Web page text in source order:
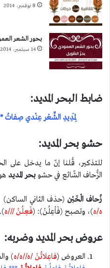
8 نوفمبر، 2014
بحور الشعر
14 سبتمبر، 2014
ضابط البحر المديد:
لِمَدِيدِ الشِّعْر عِنْدي صِفاتُ
حشو بحر المديد:
للتذكير، قُلنا إنّ ما يدخل
الزُّحاف الشّائع في حشو بحر المديد
زُحاف الْخَبْن (حذف الثاني
ه/ه)، وتصبح (فَاْعِلُنْ): (فَعِلُنْ ///ه).
عروض بحر المديد وضربه:
العروض (فاعِلاتُنْ /ه//ه/ه)